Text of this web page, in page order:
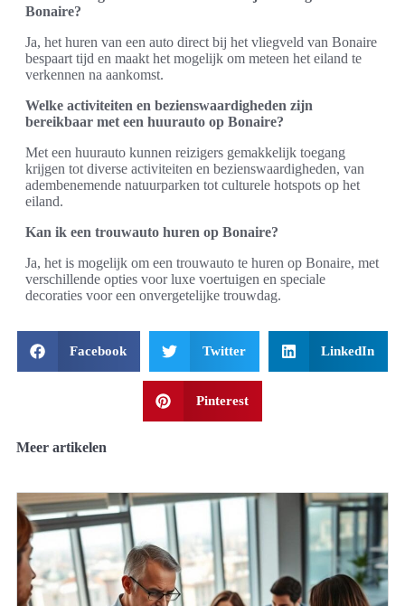
Bonaire?
Ja, het huren van een auto direct bij het vliegveld van Bonaire
bespaart tijd en maakt het mogelijk om meteen het eiland te
verkennen na aankomst.
Welke activiteiten en bezienswaardigheden zijn
bereikbaar met een huurauto op Bonaire?
Met een huurauto kunnen reizigers gemakkelijk toegang
krijgen tot diverse activiteiten en bezienswaardigheden, van
adembenemende natuurparken tot culturele hotspots op het
eiland.
Kan ik een trouwauto huren op Bonaire?
Ja, het is mogelijk om een trouwauto te huren op Bonaire, met
verschillende opties voor luxe voertuigen en speciale
decoraties voor een onvergetelijke trouwdag.
Facebook Twitter LinkedIn
Pinterest
Meer artikelen